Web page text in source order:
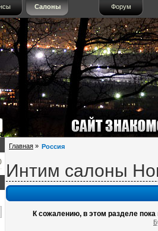
Салоны Форум
Главная » Россия
Интим салоны
К сожалению, в этом разделе